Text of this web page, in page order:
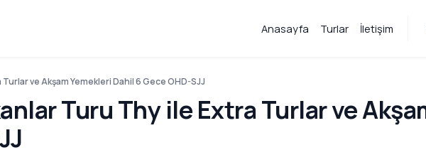
Anasayfa Turlar İletişim
ve Akşam Yemekleri Dahil 6 Gece OHD-SJJ
Turu Thy ile Extra Turlar ve